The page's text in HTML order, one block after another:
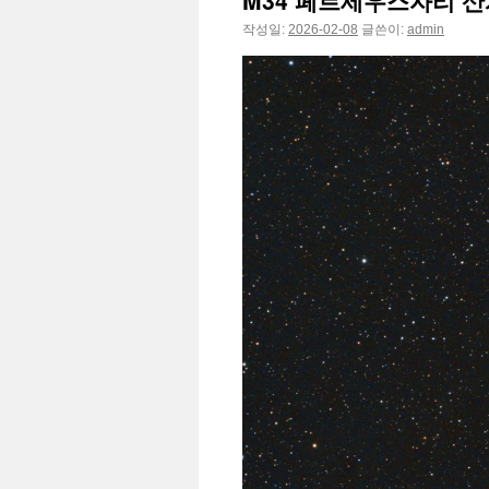
작성일: 2026-02-08 글쓴이: admin